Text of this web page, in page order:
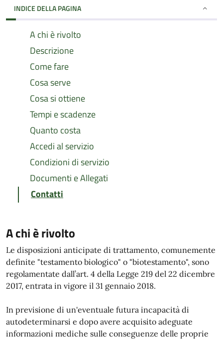
INDICE DELLA PAGINA
A chi è rivolto
Descrizione
Come fare
Cosa serve
Cosa si ottiene
Tempi e scadenze
Quanto costa
Accedi al servizio
Condizioni di servizio
Documenti e Allegati
Contatti
A chi è rivolto
Le disposizioni anticipate di trattamento, comunemente
definite "testamento biologico" o "biotestamento", sono
regolamentate dall’art. 4 della Legge 219 del 22 dicembre
2017, entrata in vigore il 31 gennaio 2018.
In previsione di un'eventuale futura incapacità di
autodeterminarsi e dopo avere acquisito adeguate
informazioni mediche sulle conseguenze delle proprie